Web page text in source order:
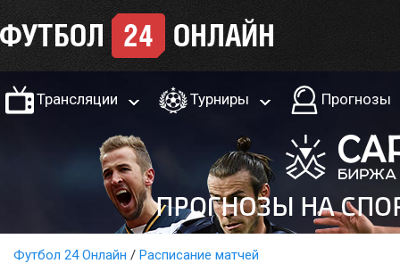
Трансляции Турниры Прогнозы
Футбол 24 Онлайн Расписание матчей